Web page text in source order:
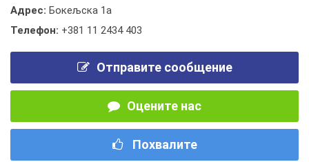
Адрес: Бокељска 1а
Телефон: +381 11 2434 403
Отправите сообщение
Оцените нас
Похвалите